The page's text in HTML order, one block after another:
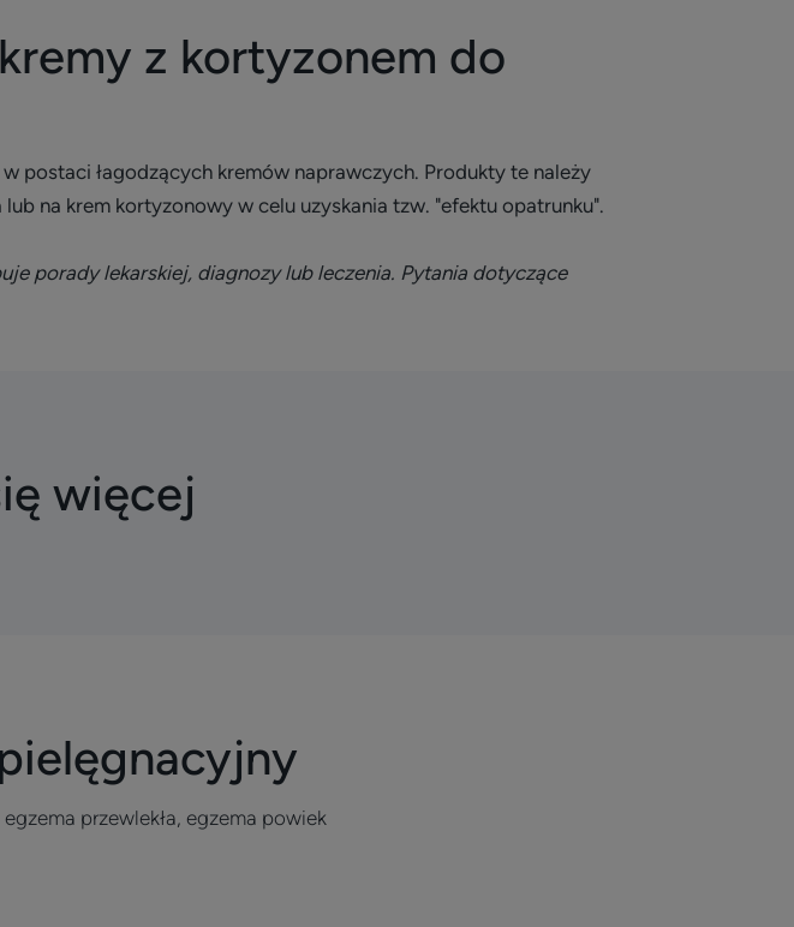
z kortyzonem do
postaci łagodzących kremów naprawczych. Produkty te należy
na krem kortyzonowy w celu uzyskania tzw. "efektu opatrunku".
porady lekarskiej, diagnozy lub leczenia. Pytania dotyczące
więcej
przewlekła, egzema powiek